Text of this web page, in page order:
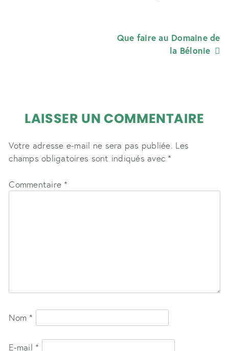
NAVIGATION
Que faire au Domaine de
la Bélonie
LAISSER UN COMMENTAIRE
Votre adresse e-mail ne sera pas publiée. Les
champs obligatoires sont indiqués avec*
Commentaire*
Nom*
E-mail*